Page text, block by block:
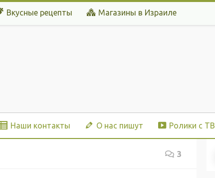
Вкусные рецепты Магазины в Израиле
Наши контакты О нас пишут Ролики с ТВ
3